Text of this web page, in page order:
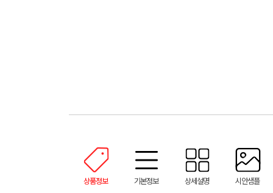
상품정보 기본정보 상세설명 시안샘플